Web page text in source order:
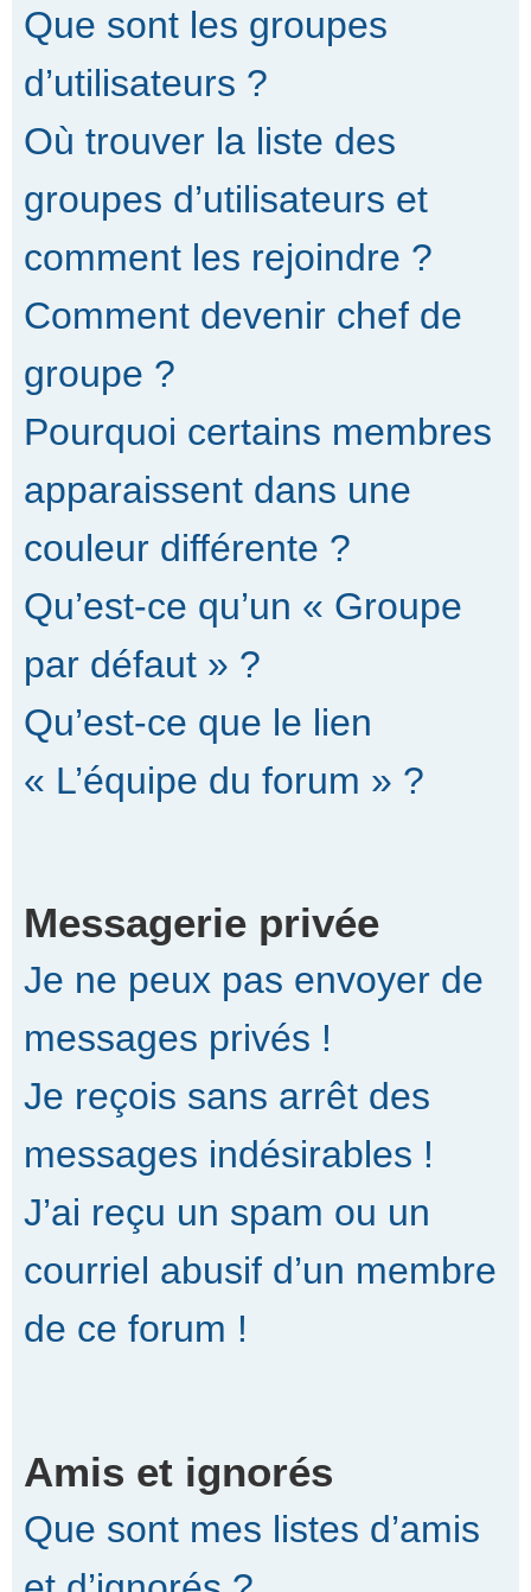
Que sont les groupes
d’utilisateurs ?
Où trouver la liste des
groupes d’utilisateurs et
comment les rejoindre ?
Comment devenir chef de
groupe ?
Pourquoi certains membres
apparaissent dans une
couleur différente ?
Qu’est-ce qu’un « Groupe
par défaut » ?
Qu’est-ce que le lien
« L’équipe du forum » ?
Messagerie privée
Je ne peux pas envoyer de
messages privés !
Je reçois sans arrêt des
messages indésirables !
J’ai reçu un spam ou un
courriel abusif d’un membre
de ce forum !
Amis et ignorés
Que sont mes listes d’amis